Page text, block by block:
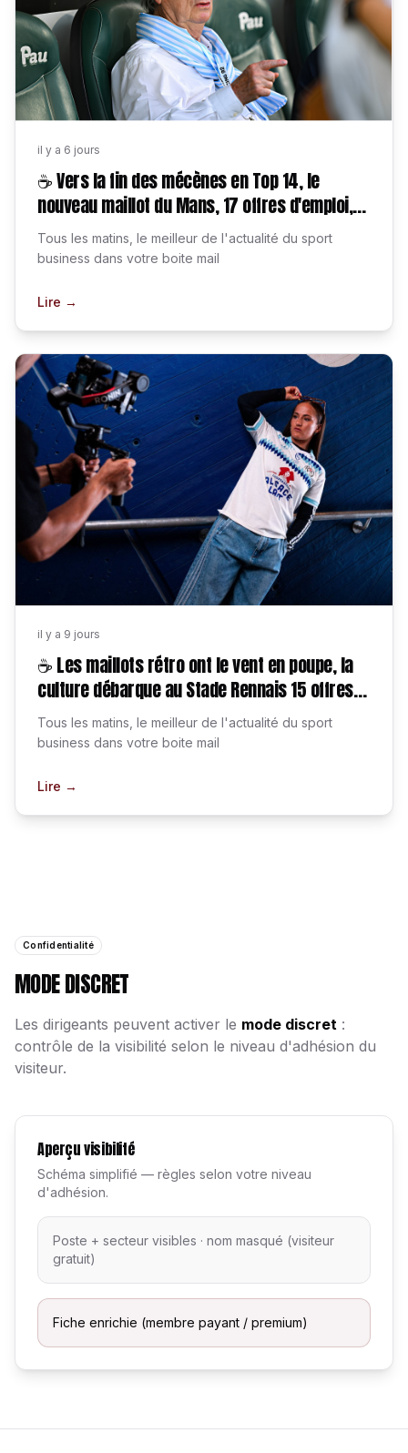
il y a 6 jours
☕ Vers la fin des mécènes en Top 14, le
nouveau maillot du Mans, 17 offres d'emploi,
etc.
Tous les matins, le meilleur de l'actualité du sport
business dans votre boite mail
Lire →
il y a 9 jours
☕ Les maillots rétro ont le vent en poupe, la
culture débarque au Stade Rennais 15 offres
d'emploi, etc.
Tous les matins, le meilleur de l'actualité du sport
business dans votre boite mail
Lire →
Confidentialité
MODE DISCRET
Les dirigeants peuvent activer le mode discret :
contrôle de la visibilité selon le niveau d'adhésion du
visiteur.
Aperçu visibilité
Schéma simplifié — règles selon votre niveau
d'adhésion.
Poste + secteur visibles · nom masqué (visiteur
gratuit)
Fiche enrichie (membre payant / premium)